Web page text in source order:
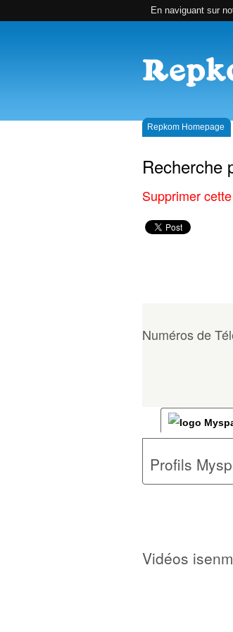
En naviguant sur
Repkom Homepage
Recherche
Supprimer
Numéros de
Profils
Vidéos